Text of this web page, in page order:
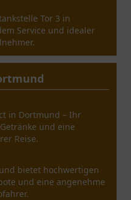
Tor 3 in
Service und idealer
in Dortmund – Ihr
und eine
Reise.
bietet hochwertigen
und eine angenehme